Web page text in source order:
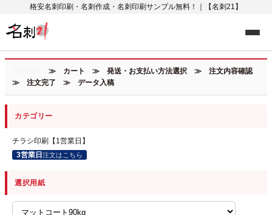
格安名刺印刷・名刺作成・名刺印刷サンプル無料！｜【名刺21】
≫ カート ≫ 発送・お支払い方法選択 ≫ 注文内容確認
≫ 注文完了 ≫ データ入稿
カテゴリー
チラシ印刷【1営業日】
3営業日 注文はこちら
選択用紙